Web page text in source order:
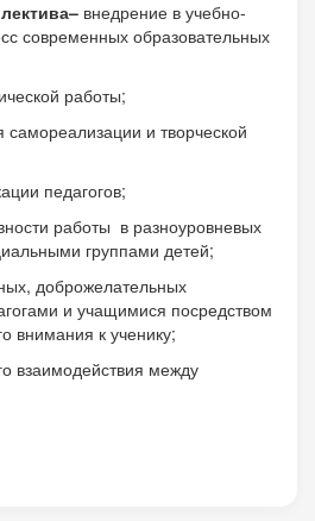
внедрение в учебно-
современных образовательных
работы;
самореализации и творческой
педагогов;
работы в разноуровневых
группами детей;
доброжелательных
и учащимися посредством
внимания к ученику;
взаимодействия между